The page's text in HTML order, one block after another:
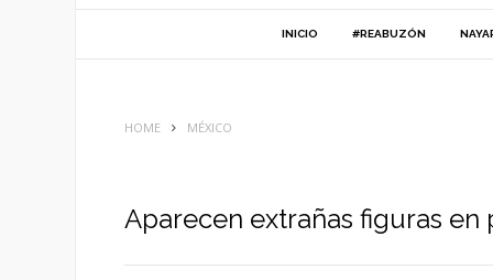
INICIO #REABUZÓN
HOME MÉXICO
Aparecen extrañas figuras en